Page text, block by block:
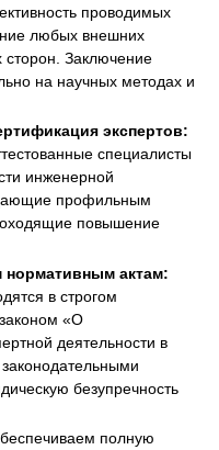
проводимых
любых внешних
сторон. Заключение
на научных методах и
экспертов:
специалисты
инженерной
профильным
повышение
актам:
в строгом
«О
деятельности в
безупречность
полную